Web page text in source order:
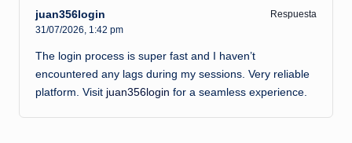
juan356login
Respuesta
31/07/2026, 1:42 pm
The login process is super fast and I haven’t
encountered any lags during my sessions. Very reliable
platform. Visit juan356login for a seamless experience.